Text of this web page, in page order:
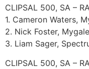
CLIPSAL 500, SA –
1. Cameron Waters,
2. Nick Foster,
3. Liam Sager,
CLIPSAL 500, SA –